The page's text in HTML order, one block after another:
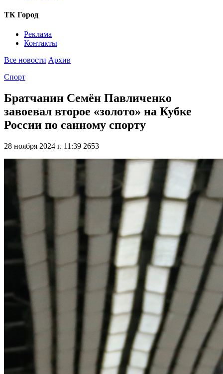
ТК Город
Реклама
Контакты
Все новости Архив
Спорт
Братчанин Семён Павличенко
завоевал второе «золото» на Кубке
России по санному спорту
28 ноября 2024 г. 11:39 2653